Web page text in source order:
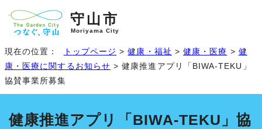
守山市
Moriyama City
現在の位置： トップページ >健康・福祉 >健康・医療 > 健
康・医療に関するお知らせ > 健康推進アプリ「BIWA-TEKU」
協賛事業所募集
健康推進アプリ「BIWA-TEKU」協